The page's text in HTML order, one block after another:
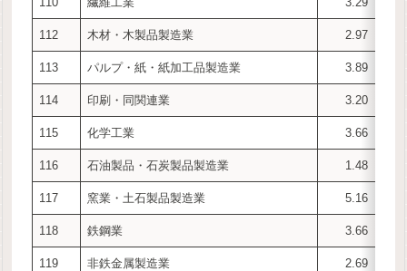
112 木材・木製品製造業 2.97
113 パルプ・紙・紙加工品製造業 3.89
114 印刷・同関連業 3.20
115 化学工業 3.66
116 石油製品・石炭製品製造業 1.48
117 窯業・土石製品製造業 5.16
118 鉄鋼業 3.66
119 非鉄金属製造業 2.69